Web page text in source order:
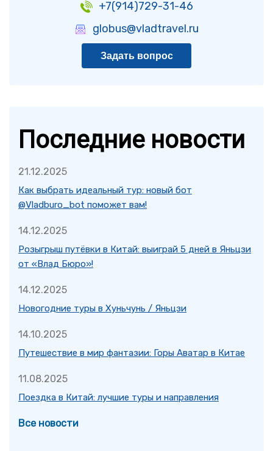
+7(914)729-31-46
globus@vladtravel.ru
Задать вопрос
Последние новости
21.12.2025
Как выбрать идеальный тур: новый бот
@Vladburo_bot поможет вам!
14.12.2025
Розыгрыш путёвки в Китай: выиграй 5 дней в Яньцзи
от «Влад Бюро»!
14.12.2025
Новогодние туры в Хуньчунь / Яньцзи
14.10.2025
Путешествие в мир фантазии: Горы Аватар в Китае
11.08.2025
Поездка в Китай: лучшие туры и направления
Все новости